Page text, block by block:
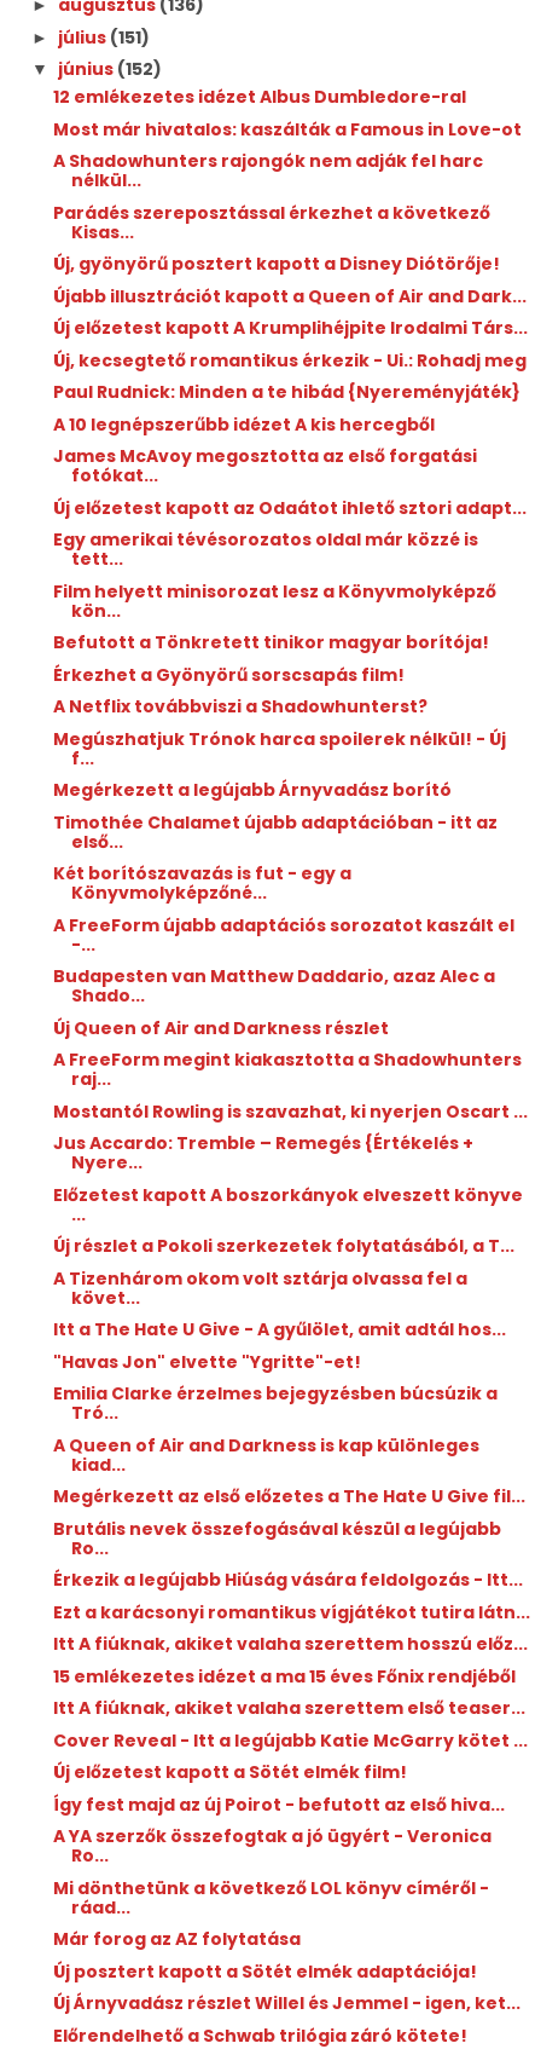
► augusztus (136)
► július (151)
▼ június (152)
12 emlékezetes idézet Albus Dumbledore-ral
Most már hivatalos: kaszálták a Famous in Love-ot
A Shadowhunters rajongók nem adják fel harc
nélkül...
Parádés szereposztással érkezhet a következő
Kisas...
Új, gyönyörű posztert kapott a Disney Diótörője!
Újabb illusztrációt kapott a Queen of Air and Dark...
Új előzetest kapott A Krumplihéjpite Irodalmi Társ...
Új, kecsegtető romantikus érkezik - Ui.: Rohadj meg
Paul Rudnick: Minden ​a te hibád {Nyereményjáték}
A 10 legnépszerűbb idézet A kis hercegből
James McAvoy megosztotta az első forgatási
fotókat...
Új előzetest kapott az Odaátot ihlető sztori adapt...
Egy amerikai tévésorozatos oldal már közzé is
tett...
Film helyett minisorozat lesz a Könyvmolyképző
kön...
Befutott a Tönkretett tinikor magyar borítója!
Érkezhet a Gyönyörű sorscsapás film!
A Netflix továbbviszi a Shadowhunterst?
Megúszhatjuk Trónok harca spoilerek nélkül! - Új
f...
Megérkezett a legújabb Árnyvadász borító
Timothée Chalamet újabb adaptációban - itt az
első...
Két borítószavazás is fut - egy a
Könyvmolyképzőné...
A FreeForm újabb adaptációs sorozatot kaszált el
-...
Budapesten van Matthew Daddario, azaz Alec a
Shado...
Új Queen of Air and Darkness részlet
A FreeForm megint kiakasztotta a Shadowhunters
raj...
Mostantól Rowling is szavazhat, ki nyerjen Oscart ...
Jus Accardo: Tremble ​– Remegés {Értékelés +
Nyere...
Előzetest kapott A ​boszorkányok elveszett könyve
...
Új részlet a Pokoli szerkezetek folytatásából, a T...
A Tizenhárom okom volt sztárja olvassa fel a
követ...
Itt a The Hate U Give - A gyűlölet, amit adtál hos...
"Havas Jon" elvette "Ygritte"-et!
Emilia Clarke érzelmes bejegyzésben búcsúzik a
Tró...
A Queen of Air and Darkness is kap különleges
kiad...
Megérkezett az első előzetes a The Hate U Give fil...
Brutális nevek összefogásával készül a legújabb
Ro...
Érkezik a legújabb Hiúság vására feldolgozás - Itt...
Ezt a karácsonyi romantikus vígjátékot tutira látn...
Itt A fiúknak, akiket valaha szerettem hosszú előz...
15 emlékezetes idézet a ma 15 éves Főnix rendjéből
Itt A fiúknak, akiket valaha szerettem első teaser...
Cover Reveal - Itt a legújabb Katie McGarry kötet ...
Új előzetest kapott a Sötét elmék film!
Így fest majd az új Poirot - befutott az első hiva...
A YA szerzők összefogtak a jó ügyért - Veronica
Ro...
Mi dönthetünk a következő LOL könyv címéről -
ráad...
Már forog az AZ folytatása
Új posztert kapott a Sötét elmék adaptációja!
Új Árnyvadász részlet Willel és Jemmel - igen, ket...
Előrendelhető a Schwab trilógia záró kötete!